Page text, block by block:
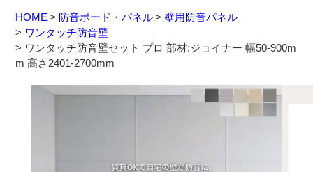
HOME 防音ボード・パネル
壁用防音パネル
ワンタッチ防音壁
ワンタッチ防音壁セット プロ 部材:ジョイナー 幅50-900m
m 高さ2401-2700mm